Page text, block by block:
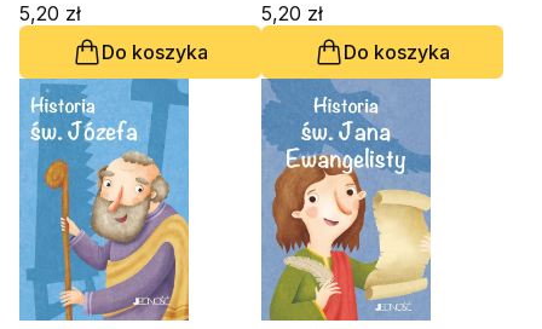
5,20 zł
Do koszyka
5,20 zł
Do koszyka